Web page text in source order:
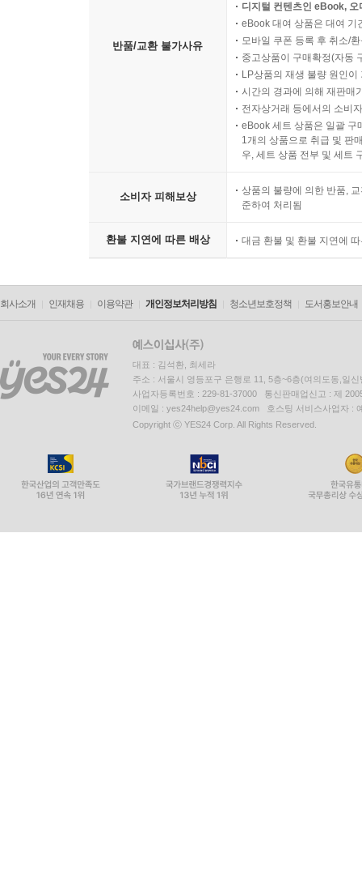
반품/교환 불가사유
디지털 컨텐츠인 eBook,
eBook 대여 상품은 대여 기
모바일 쿠폰 등록 후 취소/
중고상품이 구매확정(자동
LP상품의 재생 불량 원인
시간의 경과에 의해 재판매
전자상거래 등에서의 소비
eBook 세트 상품은 일괄 구
1개의 상품으로 취급 및 판
우, 세트 상품 전부 및 세트
소비자 피해보상
상품의 불량에 의한 반품,
준하여 처리됨
환불 지연에 따른 배상 대금 환불 및 환불 지연에
회사소개 인재채용 이용약관 개인정보처리방침 청소년보호정책 도서홍보안내
대표 : 김석환, 최세라
주소 : 서울시 영등포구 은행로 11, 5층~6층(여의도동,일신
사업자등록번호 : 229-81-37000 통신판매업신고 : 제
이메일 : yes24help@yes24.com 호스팅 서비스사업자 :
Copyright ⓒ YES24 Corp. All Rights Reserved.